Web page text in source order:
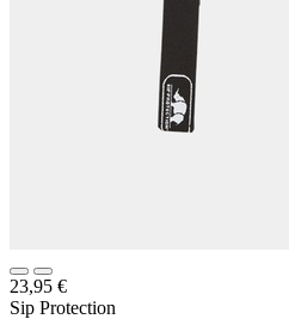
23,95 €
Sip Protection